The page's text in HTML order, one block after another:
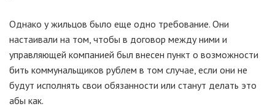
Однако у жильцов было еще одно требование. Они
настаивали на том, чтобы в договор между ними и
управляющей компанией был внесен пункт о возможности
бить коммунальщиков рублем в том случае, если они не
будут исполнять свои обязанности или станут делать это
абы как.